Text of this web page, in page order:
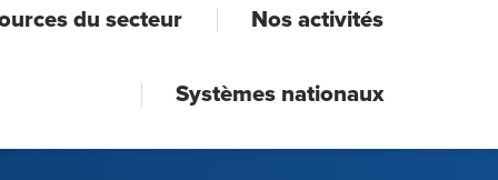
du secteur Nos activités
Systèmes nationaux